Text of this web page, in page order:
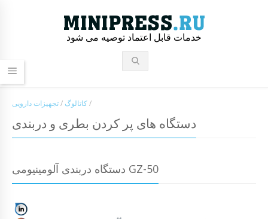
خدمات قابل اعتماد توصیه می شود
کاتالوگ /تجهیزات دارویی /
دستگاه های پر کردن بطری و دربندی
دستگاه دربندی آلومینیومی GZ-50